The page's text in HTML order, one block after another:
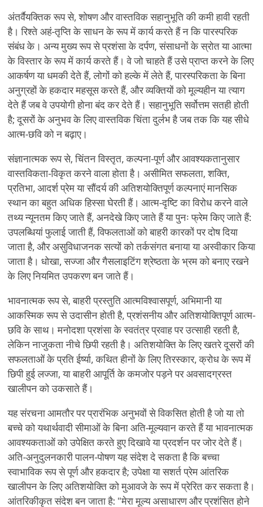
अंतर्वैयक्तिक रूप से, शोषण और वास्तविक सहानुभूति की कमी हावी रहती
है। रिश्ते अहं-तृप्ति के साधन के रूप में कार्य करते हैं न कि पारस्परिक
संबंध के। अन्य मुख्य रूप से प्रशंसा के दर्पण, संसाधनों के स्रोत या आत्मा
के विस्तार के रूप में कार्य करते हैं। वे जो चाहते हैं उसे प्राप्त करने के लिए
आकर्षण या धमकी देते हैं, लोगों को हल्के में लेते हैं, पारस्परिकता के बिना
अनुग्रहों के हकदार महसूस करते हैं, और व्यक्तियों को मूल्यहीन या त्याग
देते हैं जब वे उपयोगी होना बंद कर देते हैं। सहानुभूति सर्वोत्तम सतही होती
है; दूसरों के अनुभव के लिए वास्तविक चिंता दुर्लभ है जब तक कि यह सीधे
आत्म-छवि को न बढ़ाए।
संज्ञानात्मक रूप से, चिंतन विस्तृत, कल्पना-पूर्ण और आवश्यकतानुसार
वास्तविकता-विकृत करने वाला होता है। असीमित सफलता, शक्ति,
प्रतिभा, आदर्श प्रेम या सौंदर्य की अतिशयोक्तिपूर्ण कल्पनाएं मानसिक
स्थान का बहुत अधिक हिस्सा घेरती हैं। आत्म-दृष्टि का विरोध करने वाले
तथ्य न्यूनतम किए जाते हैं, अनदेखे किए जाते हैं या पुनः फ्रेम किए जाते हैं:
उपलब्धियां फुलाई जाती हैं, विफलताओं को बाहरी कारकों पर दोष दिया
जाता है, और असुविधाजनक सत्यों को तर्कसंगत बनाया या अस्वीकार किया
जाता है। धोखा, सज्जा और गैसलाइटिंग श्रेष्ठता के भ्रम को बनाए रखने
के लिए नियमित उपकरण बन जाते हैं।
भावनात्मक रूप से, बाहरी प्रस्तुति आत्मविश्वासपूर्ण, अभिमानी या
आकस्मिक रूप से उदासीन होती है, प्रशंसनीय और अतिशयोक्तिपूर्ण आत्म-
छवि के साथ। मनोदशा प्रशंसा के स्वतंत्र प्रवाह पर उत्साही रहती है,
लेकिन नाजुकता नीचे छिपी रहती है। अतिशयोक्ति के लिए खतरे दूसरों की
सफलताओं के प्रति ईर्ष्या, कथित हीनों के लिए तिरस्कार, क्रोध के रूप में
छिपी हुई लज्जा, या बाहरी आपूर्ति के कमजोर पड़ने पर अवसादग्रस्त
खालीपन को उकसाते हैं।
यह संरचना आमतौर पर प्रारंभिक अनुभवों से विकसित होती है जो या तो
बच्चे को यथार्थवादी सीमाओं के बिना अति-मूल्यवान करते हैं या भावनात्मक
आवश्यकताओं को उपेक्षित करते हुए दिखावे या प्रदर्शन पर जोर देते हैं।
अति-अनुदुलनकारी पालन-पोषण यह संदेश दे सकता है कि बच्चा
स्वाभाविक रूप से पूर्ण और हकदार है; उपेक्षा या सशर्त प्रेम आंतरिक
खालीपन के लिए अतिशयोक्ति को मुआवजे के रूप में प्रेरित कर सकता है।
आंतरिकीकृत संदेश बन जाता है: "मेरा मूल्य असाधारण और प्रशंसित होने